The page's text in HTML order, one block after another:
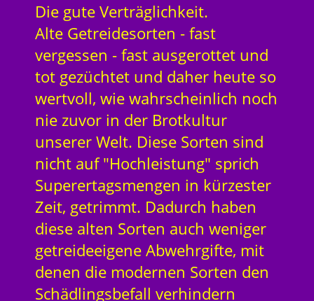
Die gute Verträglichkeit.
Alte Getreidesorten - fast
vergessen - fast ausgerottet und
tot gezüchtet und daher heute so
wertvoll, wie wahrscheinlich noch
nie zuvor in der Brotkultur
unserer Welt. Diese Sorten sind
nicht auf "Hochleistung" sprich
Superertagsmengen in kürzester
Zeit, getrimmt. Dadurch haben
diese alten Sorten auch weniger
getreideeigene Abwehrgifte, mit
denen die modernen Sorten den
Schädlingsbefall verhindern